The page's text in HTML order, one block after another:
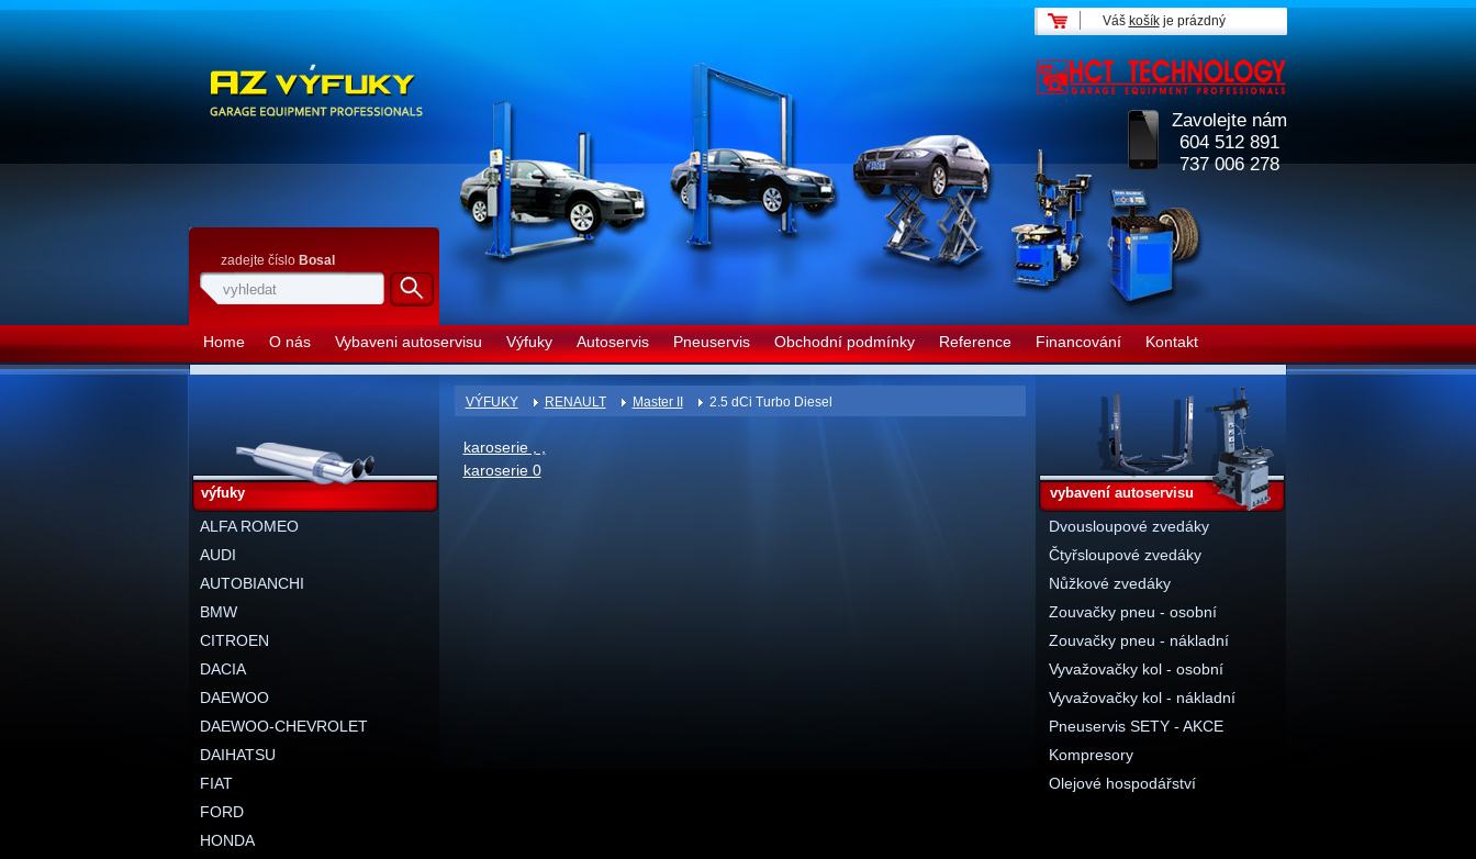
Home O nás Vybaveni autoservisu Výfuky Autoservis Pneuservis Obchodní podmínky Reference Financování Kontakt
Zavolejte nám
604 512 891
737 006 278
zadejte číslo Bosal
Váš košíkje prázdný
VÝFUKY RENAULT Master II 2.5 dCi Turbo Diesel
karoserie , ,
karoserie 0
vybavení autoservisu
Dvousloupové zvedáky
Čtyřsloupové zvedáky
Nůžkové zvedáky
Zouvačky pneu - osobní
Zouvačky pneu - nákladní
Vyvažovačky kol - osobní
Vyvažovačky kol - nákladní
Pneuservis SETY - AKCE
Kompresory
Olejové hospodářství
výfuky
ALFA ROMEO
AUDI
AUTOBIANCHI
BMW
CITROEN
DACIA
DAEWOO
DAEWOO-CHEVROLET
DAIHATSU
FIAT
FORD
HONDA